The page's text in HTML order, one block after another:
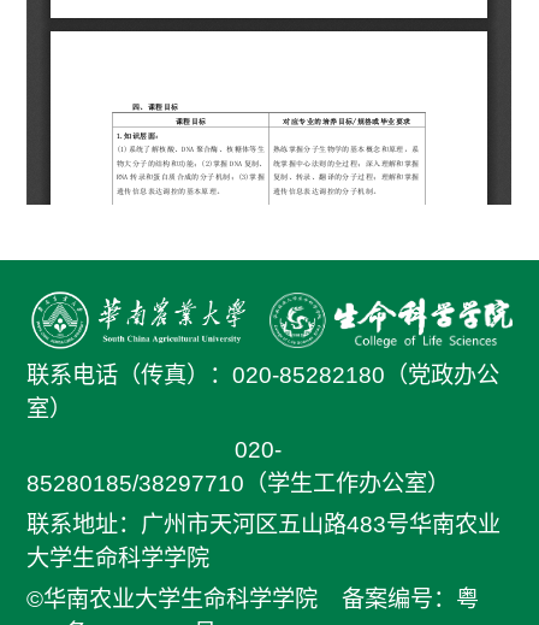
联系电话（传真）：020-85282180（党政办公
室）
020-
85280185/38297710（学生工作办公室）
联系地址：广州市天河区五山路483号华南农业
大学生命科学学院
©华南农业大学生命科学学院备案编号：粤